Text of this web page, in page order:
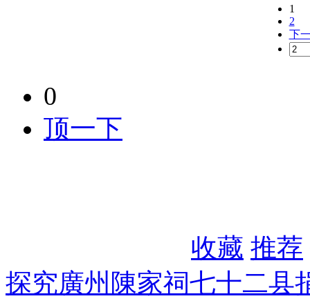
1
2
下
0
顶一下
收藏 推荐
探究廣州陳家祠七十二县